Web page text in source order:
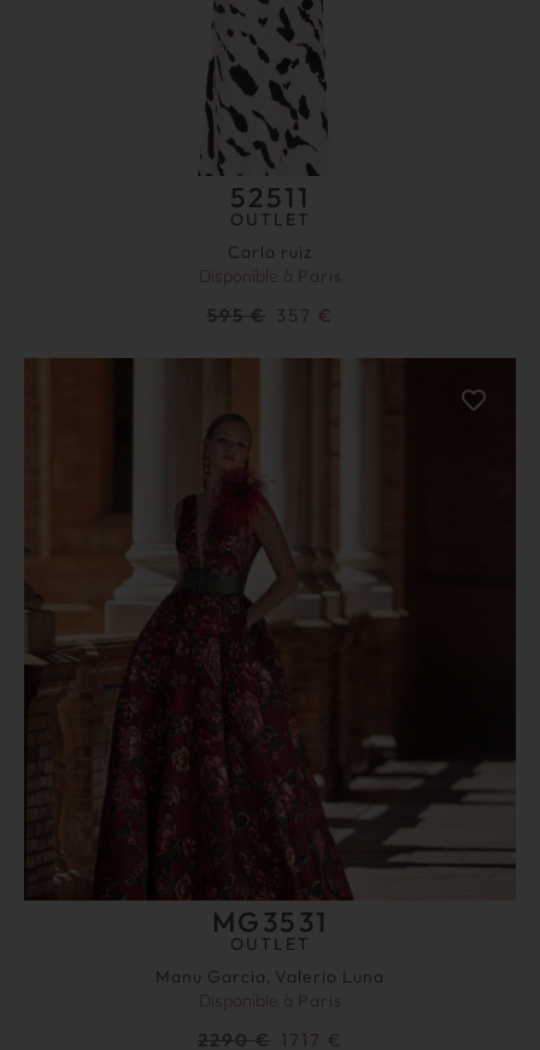
52511
OUTLET
Carla ruiz
Disponible à Paris
595€ 357 €
MG3531
OUTLET
Manu Garcia, Valerio Luna
Disponible à Paris
2290€ 1717 €